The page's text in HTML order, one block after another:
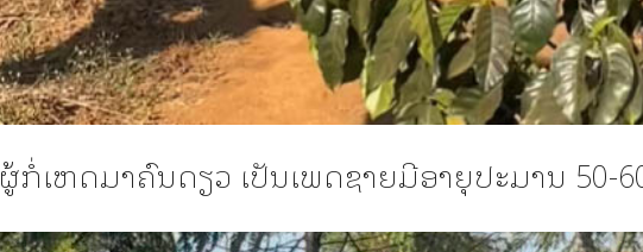
ຜູ້ກໍ່ເຫດມາຄົນດຽວ ເປັນເພດຊາຍມີອາຍຸປະມານ 50-